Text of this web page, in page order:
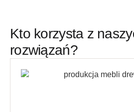
Kto korzysta z
rozwiązań?